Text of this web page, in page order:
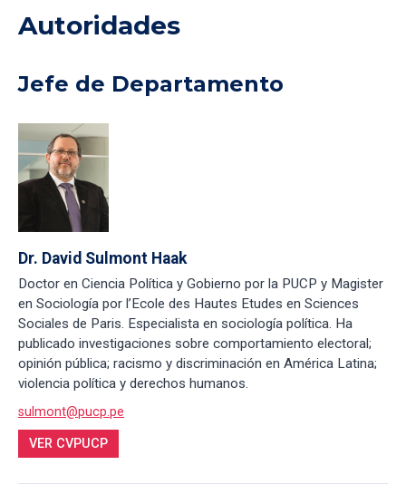
Autoridades
Jefe de Departamento
Dr. David Sulmont Haak
Doctor en Ciencia Política y Gobierno por la PUCP y Magister
en Sociología por l’Ecole des Hautes Etudes en Sciences
Sociales de Paris. Especialista en sociología política. Ha
publicado investigaciones sobre comportamiento electoral;
opinión pública; racismo y discriminación en América Latina;
violencia política y derechos humanos.
sulmont@pucp.pe
VER CVPUCP